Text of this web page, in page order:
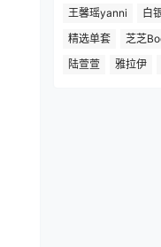
王馨瑶yanni
白
精选单套
芝芝
陆萱萱
雅拉伊